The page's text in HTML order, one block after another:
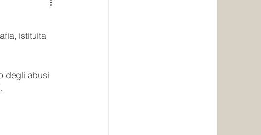
istituita
degli abusi